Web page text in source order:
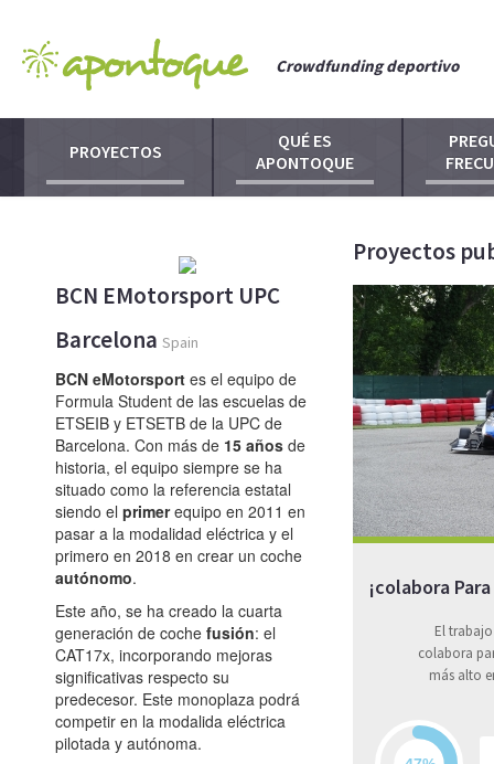
Crowdfunding deportivo
PROYECTOS
QUÉ ES
APONTOQUE
BCN EMotorsport UPC
Barcelona Spain
BCN eMotorsport es el equipo de
Formula Student de las escuelas de
ETSEIB y ETSETB de la UPC de
Barcelona. Con más de 15 años de
historia, el equipo siempre se ha
situado como la referencia estatal
siendo el primerequipo en 2011 en
pasar a la modalidad eléctrica y el
primero en 2018 en crear un coche
autónomo.
Este año, se ha creado la cuarta
generación de coche fusión: el
CAT17x, incorporando mejoras
significativas respecto su
predecesor. Este monoplaza podrá
competir en la modalida eléctrica
pilotada y autónoma.
Proyectos
¡colabora
El
colabora
más alto